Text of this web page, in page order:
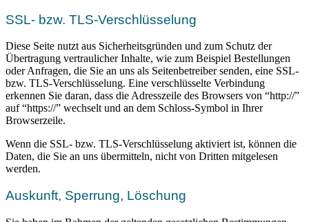
SSL- bzw. TLS-Verschlüsselung
Diese Seite nutzt aus Sicherheitsgründen und zum Schutz der
Übertragung vertraulicher Inhalte, wie zum Beispiel Bestellungen
oder Anfragen, die Sie an uns als Seitenbetreiber senden, eine SSL-
bzw. TLS-Verschlüsselung. Eine verschlüsselte Verbindung
erkennen Sie daran, dass die Adresszeile des Browsers von “http://”
auf “https://” wechselt und an dem Schloss-Symbol in Ihrer
Browserzeile.
Wenn die SSL- bzw. TLS-Verschlüsselung aktiviert ist, können die
Daten, die Sie an uns übermitteln, nicht von Dritten mitgelesen
werden.
Auskunft, Sperrung, Löschung